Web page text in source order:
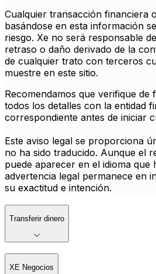
Cualquier transacción financiera
basándose en esta información
riesgo. Xe no será responsable
retraso o daño derivado de la
de cualquier trato con terceros
muestre en este sitio.
Recomendamos que verifique de
todos los detalles con la entidad
correspondiente antes de iniciar
Este aviso legal se proporciona
no ha sido traducido. Aunque el
puede aparecer en el idioma que
advertencia legal permanece en
su exactitud e intención.
Transferir dinero
XE Negocios